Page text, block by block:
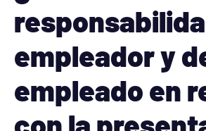
empleador y
empleado en
con la